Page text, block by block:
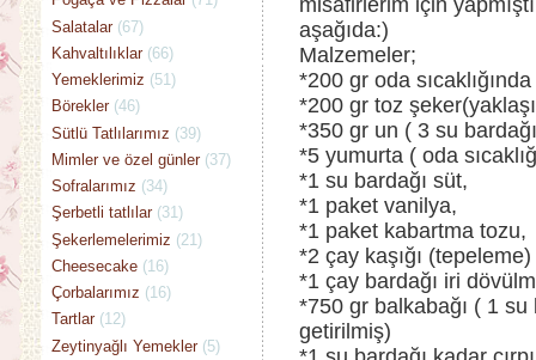
misafirlerim için
aşağıda:)
Malzemeler;
*200 gr oda
*200 gr toz
*350 gr un ( 3 su
*5 yumurta ( oda
*1 su bardağı süt,
*1 paket vanilya,
*1 paket kabartma tozu,
*2 çay kaşığı (tepeleme)
*1 çay bardağı iri
*750 gr balkabağı ( 1
getirilmiş)
Salatalar (67)
Kahvaltılıklar (66)
Yemeklerimiz (51)
Börekler (46)
Sütlü Tatlılarımız (39)
Mimler ve özel günler (37)
Sofralarımız (34)
Şerbetli tatlılar (31)
Şekerlemelerimiz (21)
Cheesecake (16)
Çorbalarımız (16)
Tartlar (12)
Zeytinyağlı Yemekler (5)